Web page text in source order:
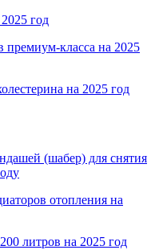
год
премиум-класса на 2025
на 2025 год
(шабер) для снятия
отопления на
литров на 2025 год